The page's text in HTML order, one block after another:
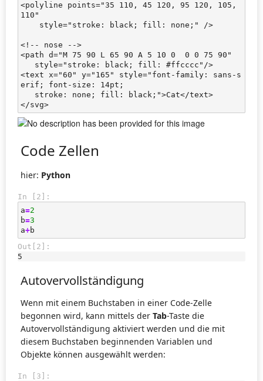
<polyline points="35 110, 45 120, 95 120, 105,
110"
<!-- nose -->
<path d="M 75 90 L 65 90 A 5 10 0  0 0 75 90"
<text x="60" y="165" style="font-family: sans-s
erif; font-size: 14pt;
Code Zellen
hier: Python
In [2]:
a=2
b=3
a+b
Out[2]:
5
Autovervollständigung
Wenn mit einem Buchstaben in einer Code-Zelle
begonnen wird, kann mittels der Tab-Taste die
Autovervollständigung aktiviert werden und die mit
diesem Buchstaben beginnenden Variablen und
Objekte können ausgewählt werden:
In [3]: